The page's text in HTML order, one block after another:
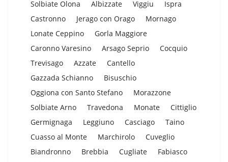
Solbiate Olona
Albizzate Viggiu
Ispra
Castronno
Jerago con Orago
Mornago
Lonate Ceppino
Gorla Maggiore
Caronno Varesino
Arsago Seprio
Cocquio
Trevisago
Azzate
Cantello
Gazzada Schianno
Bisuschio
Oggiona con Santo Stefano
Morazzone
Solbiate Arno
Travedona Monate
Cittiglio
Germignaga
Leggiuno Casciago
Taino
Cuasso al Monte
Marchirolo
Cuveglio
Biandronno
Brebbia Cugliate
Fabiasco